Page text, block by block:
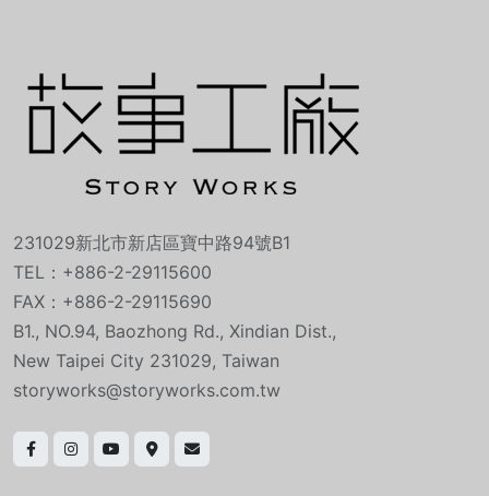
231029新北市新店區寶中路94號B1
TEL：+886-2-29115600
FAX：+886-2-29115690
B1., NO.94, Baozhong Rd., Xindian Dist.,
New Taipei City 231029, Taiwan
storyworks@storyworks.com.tw